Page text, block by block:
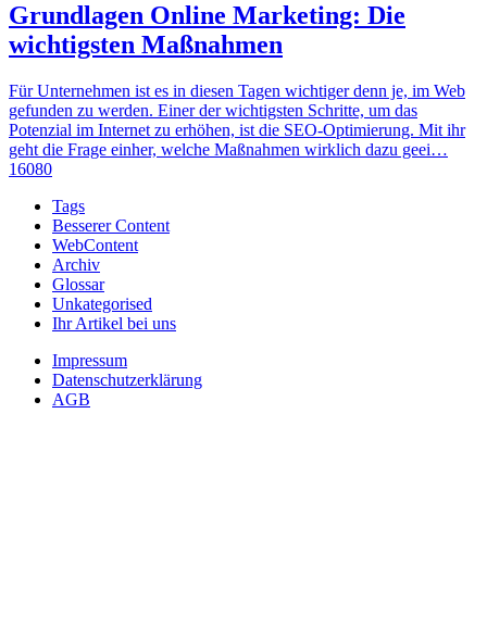
Grundlagen Online Marketing: Die
wichtigsten Maßnahmen
Für Unternehmen ist es in diesen Tagen wichtiger denn je, im Web
gefunden zu werden. Einer der wichtigsten Schritte, um das
Potenzial im Internet zu erhöhen, ist die SEO-Optimierung. Mit ihr
geht die Frage einher, welche Maßnahmen wirklich dazu geei…
16080
Tags
Besserer Content
WebContent
Archiv
Glossar
Unkategorised
Ihr Artikel bei uns
Impressum
Datenschutzerklärung
AGB